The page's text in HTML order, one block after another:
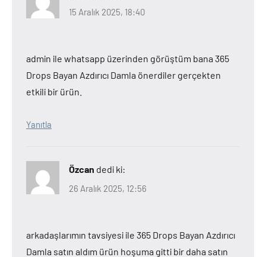
15 Aralık 2025, 18:40
admin ile whatsapp üzerinden görüştüm bana 365
Drops Bayan Azdırıcı Damla önerdiler gerçekten
etkili bir ürün.
Yanıtla
Özcan dedi ki:
26 Aralık 2025, 12:56
arkadaşlarımın tavsiyesi ile 365 Drops Bayan Azdırıcı
Damla satın aldım ürün hoşuma gitti bir daha satın